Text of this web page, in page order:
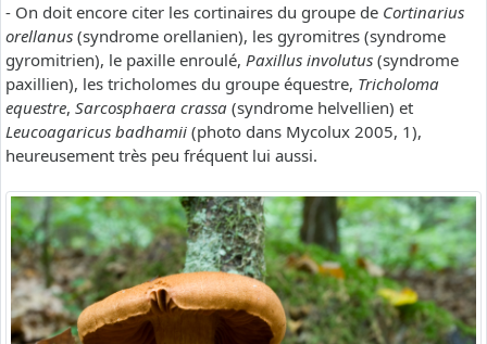
- On doit encore citer les cortinaires du groupe de Cortinarius
orellanus (syndrome orellanien), les gyromitres (syndrome
gyromitrien), le paxille enroulé, Paxillus involutus (syndrome
paxillien), les tricholomes du groupe équestre, Tricholoma
equestre, Sarcosphaera crassa (syndrome helvellien) et
Leucoagaricus badhamii (photo dans Mycolux 2005, 1),
heureusement très peu fréquent lui aussi.